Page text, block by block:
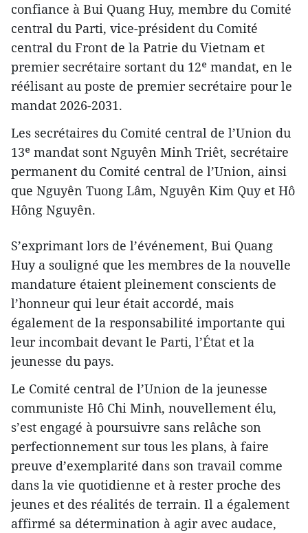
confiance à Bui Quang Huy, membre du Comité
central du Parti, vice-président du Comité
central du Front de la Patrie du Vietnam et
premier secrétaire sortant du 12ᵉ mandat, en le
réélisant au poste de premier secrétaire pour le
mandat 2026-2031.
Les secrétaires du Comité central de l’Union du
13ᵉ mandat sont Nguyên Minh Triêt, secrétaire
permanent du Comité central de l’Union, ainsi
que Nguyên Tuong Lâm, Nguyên Kim Quy et Hô
Hông Nguyên.
S’exprimant lors de l’événement, Bui Quang
Huy a souligné que les membres de la nouvelle
mandature étaient pleinement conscients de
l’honneur qui leur était accordé, mais
également de la responsabilité importante qui
leur incombait devant le Parti, l’État et la
jeunesse du pays.
Le Comité central de l’Union de la jeunesse
communiste Hô Chi Minh, nouvellement élu,
s’est engagé à poursuivre sans relâche son
perfectionnement sur tous les plans, à faire
preuve d’exemplarité dans son travail comme
dans la vie quotidienne et à rester proche des
jeunes et des réalités de terrain. Il a également
affirmé sa détermination à agir avec audace,